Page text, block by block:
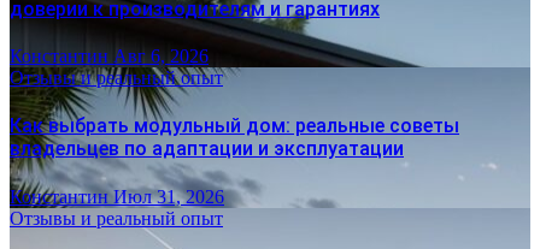
доверии к производителям и гарантиях
Константин Авг 6, 2026
Отзывы и реальный опыт
Как выбрать модульный дом: реальные советы
владельцев по адаптации и эксплуатации
Константин Июл 31, 2026
Отзывы и реальный опыт